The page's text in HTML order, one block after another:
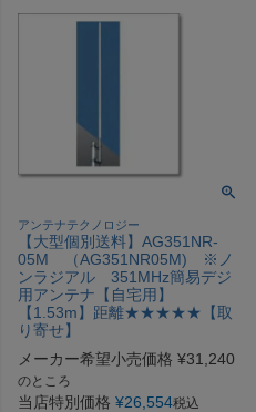
アンテナテクノロジー
【大型個別送料】AG351NR-
05M （AG351NR05M) ※ノ
ンラジアル 351MHz簡易デジ
用アンテナ【自宅用】
【1.53m】距離★★★★★【取
り寄せ】
メーカー希望小売価格 ¥31,240
のところ
当店特別価格 ¥26,554税込